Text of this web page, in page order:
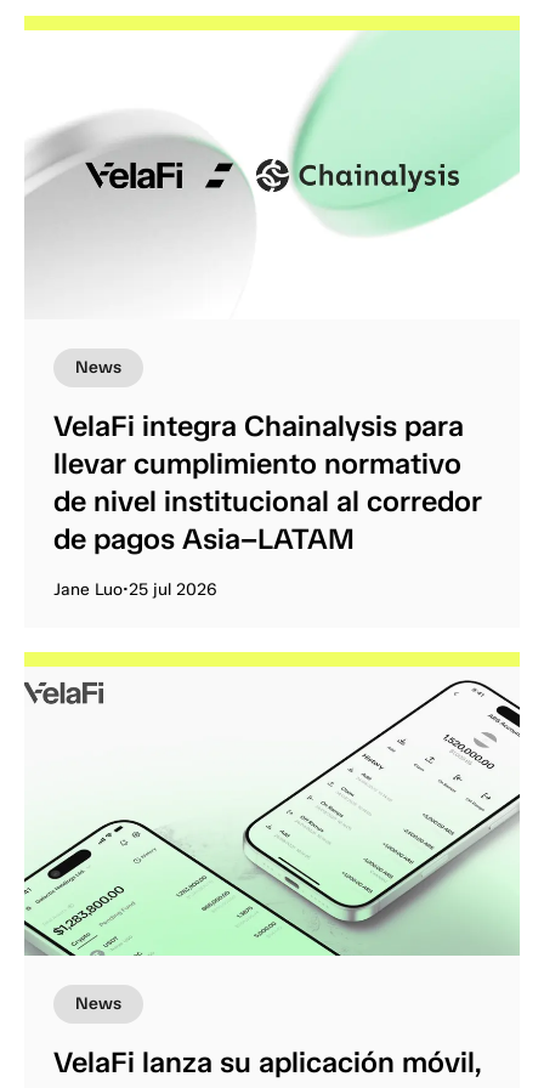
News
VelaFi integra Chainalysis para
llevar cumplimiento normativo
de nivel institucional al corredor
de pagos Asia–LATAM
Jane Luo•25 jul 2026
News
VelaFi lanza su aplicación móvil,